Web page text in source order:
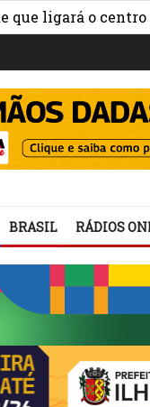
o centro de
BRASIL RÁDIOS